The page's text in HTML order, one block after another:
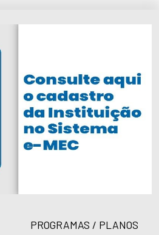
PROGRAMAS / PLANOS